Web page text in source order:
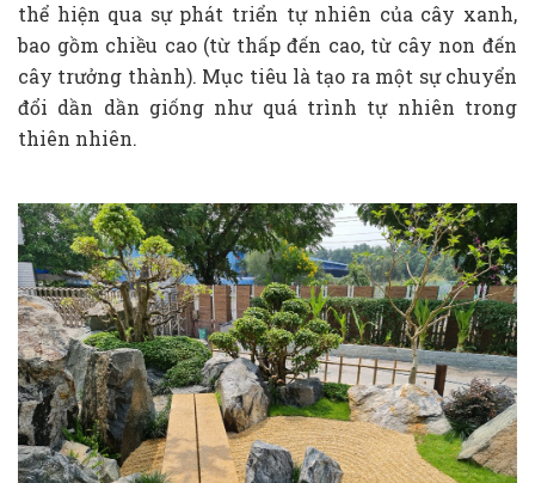
thể hiện qua sự phát triển tự nhiên của cây xanh,
bao gồm chiều cao (từ thấp đến cao, từ cây non đến
cây trưởng thành). Mục tiêu là tạo ra một sự chuyển
đổi dần dần giống như quá trình tự nhiên trong
thiên nhiên.